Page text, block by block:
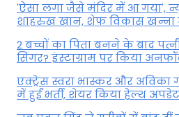
'ऐसा लगा जैसे मंदिर में आ गया',
शाहरुख खान, शेफ विकास खन्ना
2 बच्चों का पिता बनने के बाद
सिंगर? इंस्टाग्राम पर किया
एक्ट्रेस स्वरा भास्कर और अविका
में हुईं भर्ती, शेयर किया हेल्थ